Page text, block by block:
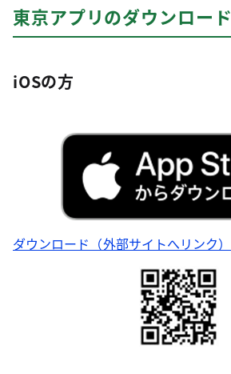
東京アプリのダウンロード
iOSの方
ダウンロード（外部サイトへリンク）